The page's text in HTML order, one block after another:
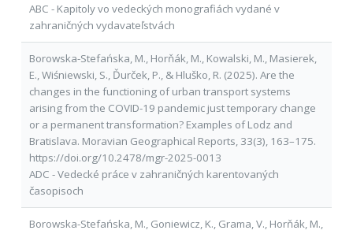
ABC - Kapitoly vo vedeckých monografiách vydané v
zahraničných vydavateľstvách
Borowska-Stefańska, M., Horňák, M., Kowalski, M., Masierek,
E., Wiśniewski, S., Ďurček, P., & Hluško, R. (2025). Are the
changes in the functioning of urban transport systems
arising from the COVID-19 pandemic just temporary change
or a permanent transformation? Examples of Lodz and
Bratislava. Moravian Geographical Reports, 33(3), 163–175.
https://doi.org/10.2478/mgr-2025-0013
ADC - Vedecké práce v zahraničných karentovaných
časopisoch
Borowska-Stefańska, M., Goniewicz, K., Grama, V., Horňák, M.,